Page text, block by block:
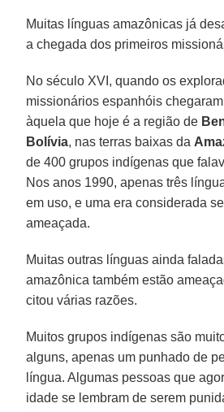
Muitas línguas amazônicas já
a chegada dos primeiros
No século XVI, quando os
missionários espanhóis
àquela que hoje é a região de
Bolívia, nas terras baixas da
de 400 grupos indígenas que
Nos anos 1990, apenas três
em uso, e uma era considerada
ameaçada.
Muitas outras línguas ainda
amazônica também estão
citou várias razões.
Muitos grupos indígenas são
alguns, apenas um punhado de
língua. Algumas pessoas que
idade se lembram de serem